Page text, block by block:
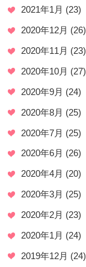
2021年1月 (23)
2020年12月 (26)
2020年11月 (23)
2020年10月 (27)
2020年9月 (24)
2020年8月 (25)
2020年7月 (25)
2020年6月 (26)
2020年4月 (20)
2020年3月 (25)
2020年2月 (23)
2020年1月 (24)
2019年12月 (24)